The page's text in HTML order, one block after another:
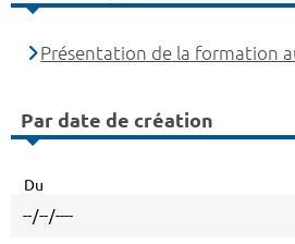
Présentation de la formation
Par date de création
Du